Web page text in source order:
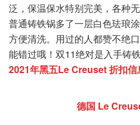
泛，保温保水特别完美，各种
普通铸铁锅多了一层白色珐琅
方便清洗。用过的人都赞不绝
能错过哦！双11绝对是入手铸
2021年黑五Le Creuset 折扣信
德国 Le